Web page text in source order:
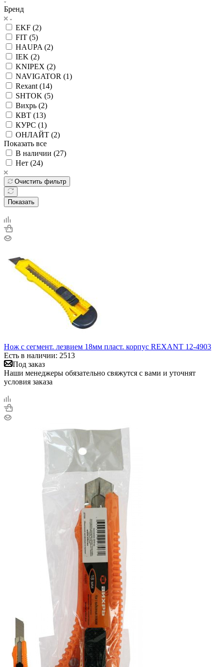
Бренд
EKF (2)
FIT (5)
HAUPA (2)
IEK (2)
KNIPEX (2)
NAVIGATOR (1)
Rexant (14)
SHTOK (5)
Вихрь (2)
КВТ (13)
КУРС (1)
ОНЛАЙТ (2)
Показать все
В наличии (27)
Нет (24)
Очистить фильтр
Показать
Нож с сегмент. лезвием 18мм пласт. корпус REXANT 12-4903
Есть в наличии: 2513
Под заказ
Наши менеджеры обязательно свяжутся с вами и уточнят
условия заказа